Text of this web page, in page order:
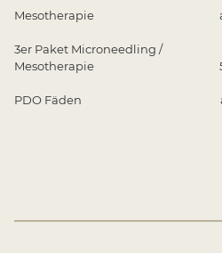
Mesotherapie ab
3er Paket Microneedling /
Mesotherapie
PDO Fäden ab